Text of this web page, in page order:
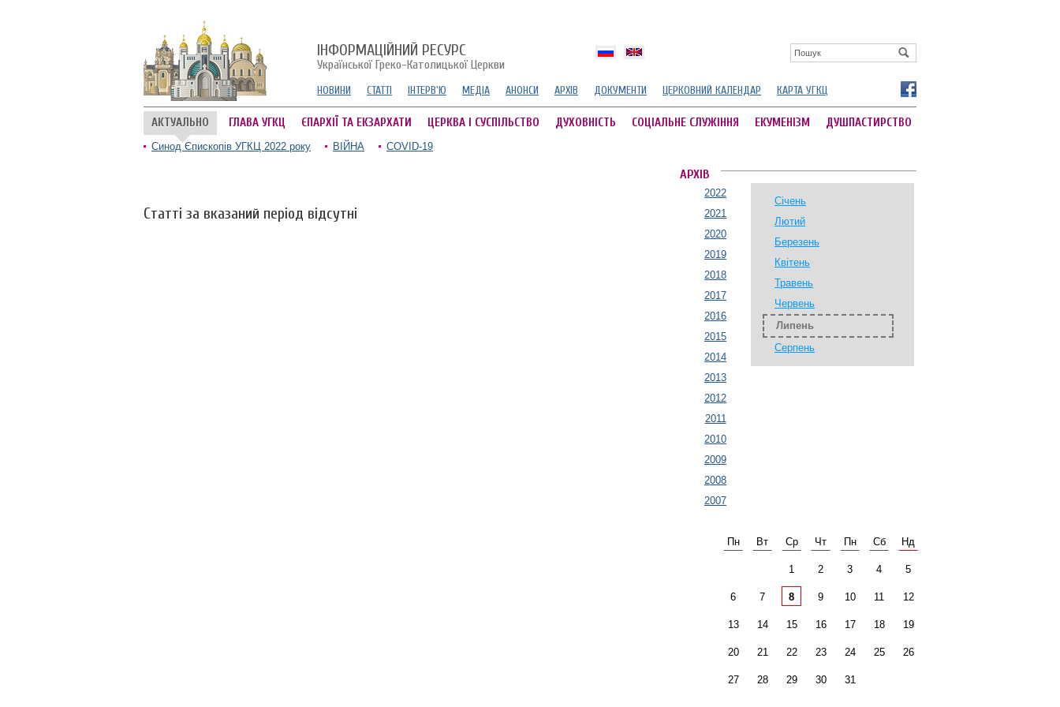
ІНФОРМАЦІЙНИЙ РЕСУРС
Української Греко-Католицької Церкви
НОВИНИ СТАТТІ ІНТЕРВ'Ю МЕДІА АНОНСИ АРХІВ ДОКУМЕНТИ ЦЕРКОВНИЙ КАЛЕНДАР КАРТА УГКЦ
АКТУАЛЬНО ГЛАВА УГКЦ ЄПАРХІЇ ТА ЕКЗАРХАТИ ЦЕРКВА І СУСПІЛЬСТВО ДУХОВНІСТЬ СОЦІАЛЬНЕ СЛУЖІННЯ ЕКУМЕНІЗМ ДУШПАСТИРСТВО
Синод Єпископів УГКЦ 2022 року ВІЙНА COVID-19
Статті за вказаний період відсутні
АРХІВ
2022
2021
2020
2019
2018
2017
2016
2015
2014
2013
2012
2011
2010
2009
2008
2007
Січень
Лютий
Березень
Квітень
Травень
Червень
Липень
Серпень
Пн Вт Ср Чт Пн Сб Нд
1 2 3 4 5
6 7 8 9 10 11 12
13 14 15 16 17 18 19
20 21 22 23 24 25 26
27 28 29 30 31